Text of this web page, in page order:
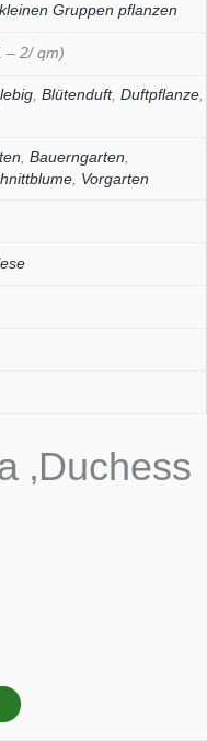
Gruppen pflanzen
– 2/ qm)
Blütenduft, Duftpflanze
Bauerngarten
Vorgarten
‚Duchess